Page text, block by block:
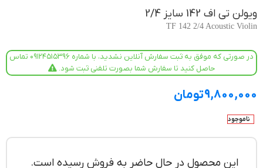
ویولن تی اف 142 سایز 2/4
TF 142 2/4 Acoustic Violin
در صورتی که موفق به ثبت سفارش آنلاین نشدید، با شماره ۰۹۱۲۴۵۱۵۳۹۶ تماس
حاصل کنید تا سفارش شما بصورت تلفنی ثبت شود.
9,800,000تومان
ناموجود
این محصول در حال حاضر به فروش رسیده است.